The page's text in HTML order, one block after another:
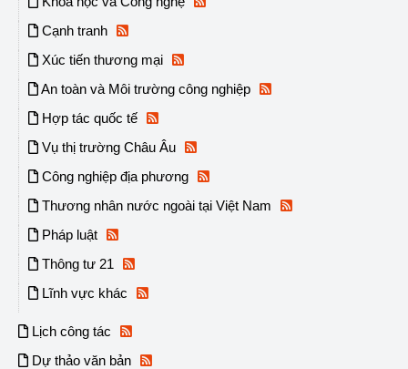
Cạnh tranh
Xúc tiến thương mại
An toàn và Môi trường công nghiệp
Hợp tác quốc tế
Vụ thị trường Châu Âu
Công nghiệp địa phương
Thương nhân nước ngoài tại Việt Nam
Pháp luật
Thông tư 21
Lĩnh vực khác
Lịch công tác
Dự thảo văn bản